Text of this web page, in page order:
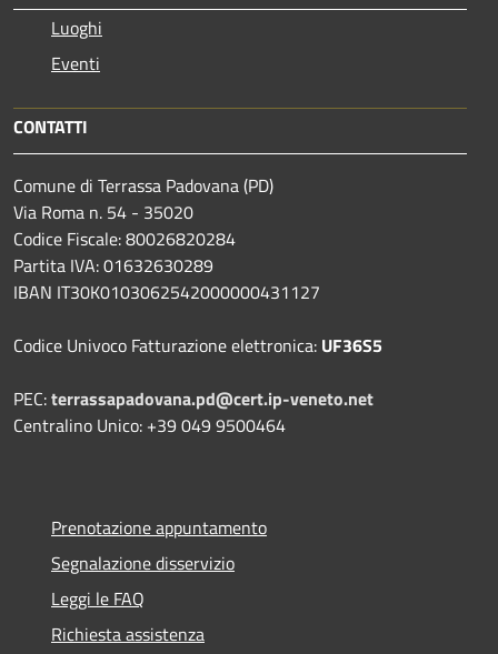
Luoghi
Eventi
CONTATTI
Comune di Terrassa Padovana (PD)
Via Roma n. 54 - 35020
Codice Fiscale: 80026820284
Partita IVA: 01632630289
IBAN IT30K0103062542000000431127
Codice Univoco Fatturazione elettronica: UF36S5
PEC:terrassapadovana.pd@cert.ip-veneto.net
Centralino Unico: +39 049 9500464
Prenotazione appuntamento
Segnalazione disservizio
Leggi le FAQ
Richiesta assistenza